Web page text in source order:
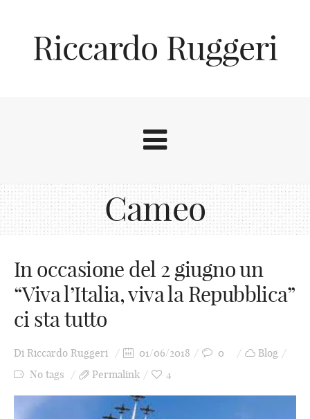
Riccardo Ruggeri
Cameo
In occasione del 2 giugno un
“Viva l’Italia, viva la Repubblica”
ci sta tutto
Di Riccardo Ruggeri 01/06/2018 0
Blog
No tags
Permalink 4